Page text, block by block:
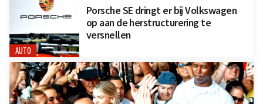
AUTO
Porsche SE dringt er bij Volkswagen
op aan de herstructurering te
versnellen